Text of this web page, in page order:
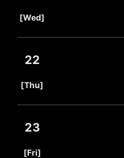
[Wed]
22
[Thu]
23
[Fri]